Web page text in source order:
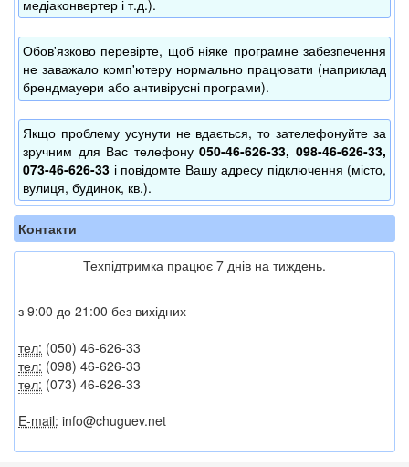
медіаконвертер і т.д.).
Обов'язково перевірте, щоб ніяке програмне забезпечення
не заважало комп'ютеру нормально працювати (наприклад
брендмауери або антивірусні програми).
Якщо проблему усунути не вдається, то зателефонуйте за
зручним для Вас телефону050-46-626-33, 098-46-626-33,
073-46-626-33 і повідомте Вашу адресу підключення (місто,
вулиця, будинок, кв.).
Контакти
Техпідтримка працює 7 днів на тиждень.
з 9:00 до 21:00 без вихідних
тел: (050) 46-626-33
тел: (098) 46-626-33
тел: (073) 46-626-33
E-mail: info@chuguev.net